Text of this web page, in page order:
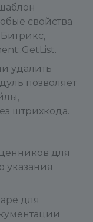
свойства
Битрикс,
удалить
позволяет
штрихкода.
для
указания
для